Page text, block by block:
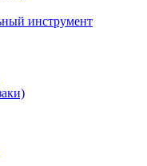
инструмент